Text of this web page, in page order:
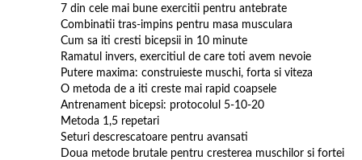
7 din cele mai bune exercitii pentru antebrate
Combinatii tras-impins pentru masa musculara
Cum sa iti cresti bicepsii in 10 minute
Ramatul invers, exercitiul de care toti avem nevoie
Putere maxima: construieste muschi, forta si viteza
O metoda de a iti creste mai rapid coapsele
Antrenament bicepsi: protocolul 5-10-20
Metoda 1,5 repetari
Seturi descrescatoare pentru avansati
Doua metode brutale pentru cresterea muschilor si fortei